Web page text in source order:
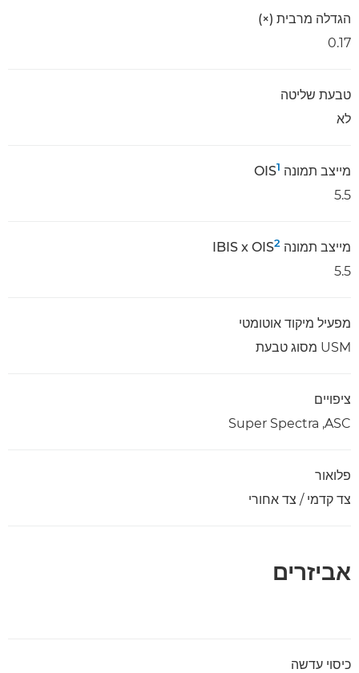
הגדלה מרבית (×)
0.17
טבעת שליטה
לא
מייצב תמונה OIS 1
5.5
מייצב תמונה IBIS x OIS 2
5.5
מפעיל מיקוד אוטומטי
USM מסוג טבעת
ציפויים
ASC,‏ Super Spectra
פלואור
צד קדמי / צד אחורי
אביזרים
כיסוי עדשה